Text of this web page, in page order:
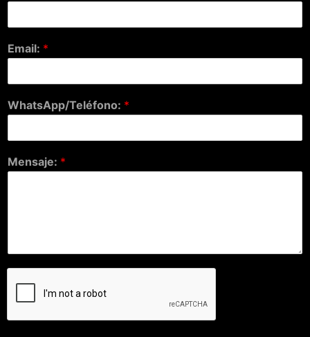
Email: *
WhatsApp/Teléfono: *
Mensaje: *